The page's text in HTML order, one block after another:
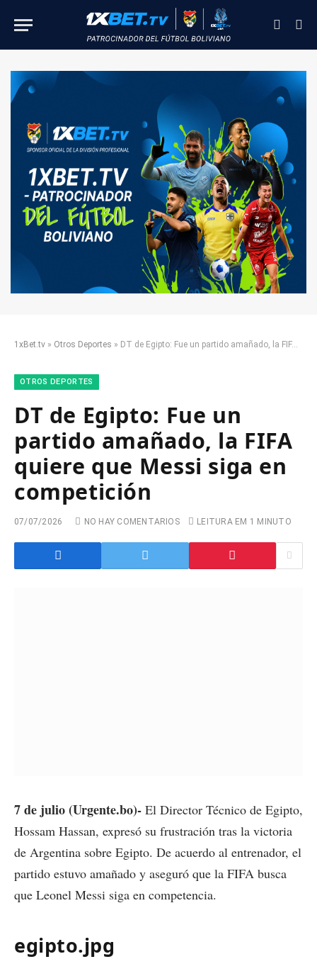
1xBet.tv » Otros Deportes » DT de Egipto: Fue un partido amañado, la FIFA quiere que Messi siga en competición
OTROS DEPORTES
DT de Egipto: Fue un
partido amañado, la FIFA
quiere que Messi siga en
competición
07/07/2026 NO HAY COMENTARIOS LEITURA EM 1 MINUTO
7 de julio (Urgente.bo)- El Director Técnico de Egipto,
Hossam Hassan, expresó su frustración tras la victoria
de Argentina sobre Egipto. De acuerdo al entrenador, el
partido estuvo amañado y aseguró que la FIFA busca
que Leonel Messi siga en competencia.
egipto.jpg